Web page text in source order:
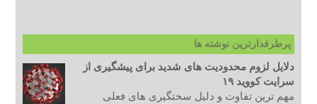
پرطرفدارترین نوشته ها
دلایل لزوم محدودیت های شدید برای پیشگیری از
سرایت کووید ۱۹
مهم ترین تفاوت و دلیل سختگیری های فعلی